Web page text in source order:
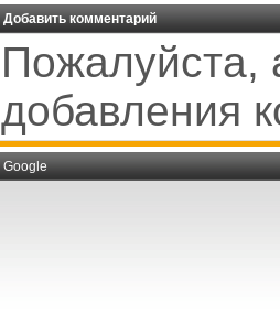
Добавить комментарий
Пожалуйста,
добавления
Google